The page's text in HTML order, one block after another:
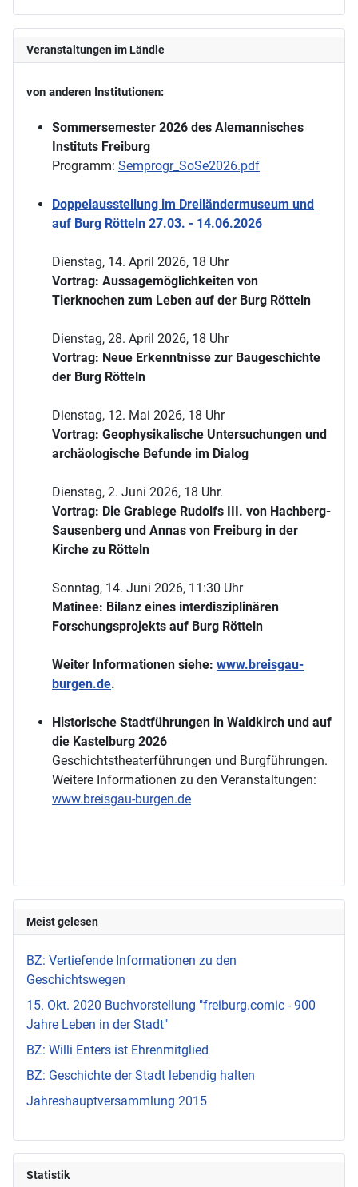
Veranstaltungen im Ländle
von anderen Institutionen:
Sommersemester 2026 des Alemannisches
Instituts Freiburg
Programm: Semprogr_SoSe2026.pdf
Doppelausstellung im Dreiländermuseum und
auf Burg Rötteln 27.03. - 14.06.2026
Dienstag, 14. April 2026, 18 Uhr
Vortrag: Aussagemöglichkeiten von
Tierknochen zum Leben auf der Burg Rötteln
Dienstag, 28. April 2026, 18 Uhr
Vortrag: Neue Erkenntnisse zur Baugeschichte
der Burg Rötteln
Dienstag, 12. Mai 2026, 18 Uhr
Vortrag: Geophysikalische Untersuchungen und
archäologische Befunde im Dialog
Dienstag, 2. Juni 2026, 18 Uhr.
Vortrag: Die Grablege Rudolfs III. von Hachberg-
Sausenberg und Annas von Freiburg in der
Kirche zu Rötteln
Sonntag, 14. Juni 2026, 11:30 Uhr
Matinee: Bilanz eines interdisziplinären
Forschungsprojekts auf Burg Rötteln
Weiter Informationen siehe: www.breisgau-
burgen.de.
Historische Stadtführungen in Waldkirch und auf
die Kastelburg 2026
Geschichtstheaterführungen und Burgführungen.
Weitere Informationen zu den Veranstaltungen:
www.breisgau-burgen.de
Meist gelesen
BZ: Vertiefende Informationen zu den
Geschichtswegen
15. Okt. 2020 Buchvorstellung "freiburg.comic - 900
Jahre Leben in der Stadt"
BZ: Willi Enters ist Ehrenmitglied
BZ: Geschichte der Stadt lebendig halten
Jahreshauptversammlung 2015
Statistik